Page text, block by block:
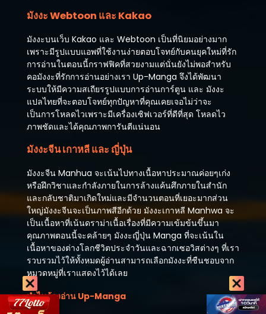
มังงะ Webtoon และ Kakao
มังงะบนเว็บ Kakao และ Webtoon เป็นที่นิยมอย่างมาก
เพราะมีรูปแบบแอพที่ใช้งานง่ายตอบโจทย์กับคนยุคใหม่ที่รัก
การอ่านในตอนนี้กราฟฟิคที่สวยงามแต่นั่นยังไม่พอสำหรับ
คอมังงะที่รักการอ่านอย่างเรา Up-Manga จึงได้พัฒนา
ระบบให้มีความสเถียรรูปแบบการอ่านการ์ตูน และ มังงะ
แปลไทยที่จะตอบโจทย์ทุกปัญหาที่คุณเคยเจอไม่ว่าจะ
เป็นการโหลดไวเพราะมีเครื่องเซิฟเวอร์ที่ดีที่สุด โหลดไว
ภาพชัดและได้คุณภาพการันตีแน่นอน
มังงะจีน เกาหลี และ ญี่ปุ่น
มังงะจีน Manhua จะเน้นไปทางเนื้อหาประมาณค่อยๆเก่ง
หรือฝึกวิชาและกำลังภายในการล้างแค้นศึกภายในสำนัก
และกลับชาติมาเกิดใหม่และมีจำนวนตอนที่เยอะมากส่วน
ใหญ่มังงะจีนจะเป็นภาพสีอีกด้วย มังงะเกาหลี Manhwa จะ
เป็นเนื้อหาที่เน้นดราม่าเนื้อเรื่องที่มีความเข้มข้นขึ้นมา
คุณภาพตอนนี้จะคล้ายๆ มังงะญี่ปุ่น Manga ที่จะเน้นใน
เนื้อหาของต่างโลกชีวิตประจำวันและฉากเซอวิสต่างๆ ที่เรา
รวบรวมไว้ให้ทั้งหมดผู้อ่านสามารถเลือกมังงะที่ชืนชอบจาก
หมวดหมู่ที่เราแสดงไว้ได้เลย
ทำไมต้องอ่าน Up-Manga